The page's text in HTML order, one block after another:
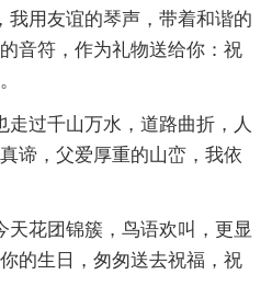
我用友谊的琴声，带着和谐的
音符，作为礼物送给你：祝
走过千山万水，道路曲折，人
谛，父爱厚重的山峦，我依
天花团锦簇，鸟语欢叫，更显
的生日，匆匆送去祝福，祝